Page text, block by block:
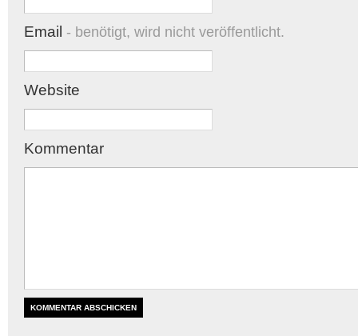
Email - benötigt, wird nicht veröffentlicht.
Website
Kommentar